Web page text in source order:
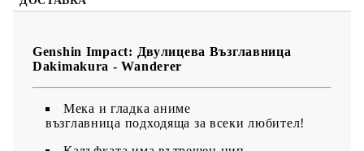
Genshin Impact: Двулицева Възглавница
Dakimakura - Wanderer
Мека и гладка аниме
възглавница подходяща за всеки любител!